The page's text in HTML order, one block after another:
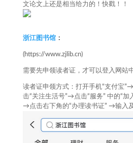
文论文上还是相当给力的！快戳！！
浙江图书馆：
(https://www.zjlib.cn)
需要先申领读者证，才可以登入网站
读者证申领方式：打开手机“支付宝
击“关注生活号”→点击“服务” 中的“加
→点击右下角的“办理读书证” →输入